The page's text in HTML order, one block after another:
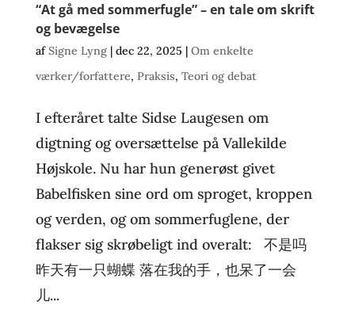
“At gå med sommerfugle” – en tale om skrift
og bevægelse
afSigne Lyng| dec 22, 2025 | Om enkelte
værker/forfattere, Praksis, Teori og debat
I efteråret talte Sidse Laugesen om
digtning og oversættelse på Vallekilde
Højskole. Nu har hun generøst givet
Babelfisken sine ord om sproget, kroppen
og verden, og om sommerfuglene, der
flakser sig skrøbeligt ind overalt: 不是吗
昨天有一只蝴蝶 落在我的手，也呆了一会
儿...